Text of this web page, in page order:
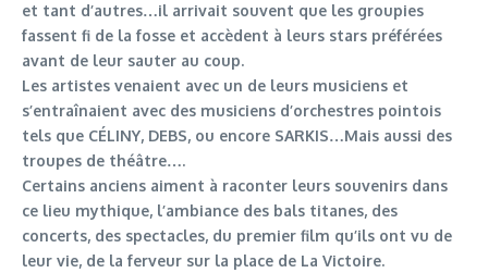
et tant d’autres…il arrivait souvent que les groupies
fassent fi de la fosse et accèdent à leurs stars préférées
avant de leur sauter au coup.
Les artistes venaient avec un de leurs musiciens et
s’entraînaient avec des musiciens d’orchestres pointois
tels que CÉLINY, DEBS, ou encore SARKIS…Mais aussi des
troupes de théâtre….
Certains anciens aiment à raconter leurs souvenirs dans
ce lieu mythique, l’ambiance des bals titanes, des
concerts, des spectacles, du premier film qu’ils ont vu de
leur vie, de la ferveur sur la place de La Victoire.